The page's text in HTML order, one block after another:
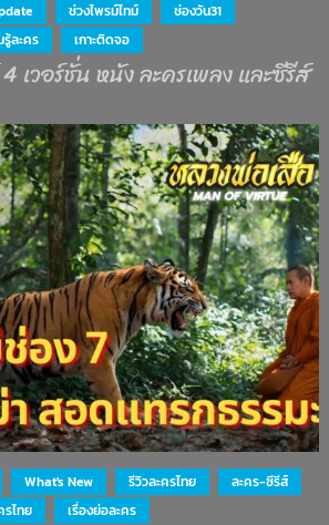
ช่วงไพรม์ไทม์
ช่องวัน31
รู้ละคร เกาะติดจอ
เวอร์ชั่น หนัง ละครเพลง และซีรีส์
What's New รีวิวละครไทย
ละคร-ซีรีส์
รไทย เรื่องย่อละคร